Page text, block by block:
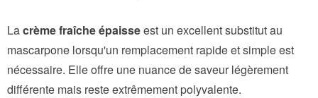
Lacrème fraîche épaisseest un excellent substitut au
mascarpone lorsqu'un remplacement rapide et simple est
nécessaire. Elle offre une nuance de saveur légèrement
différente mais reste extrêmement polyvalente.